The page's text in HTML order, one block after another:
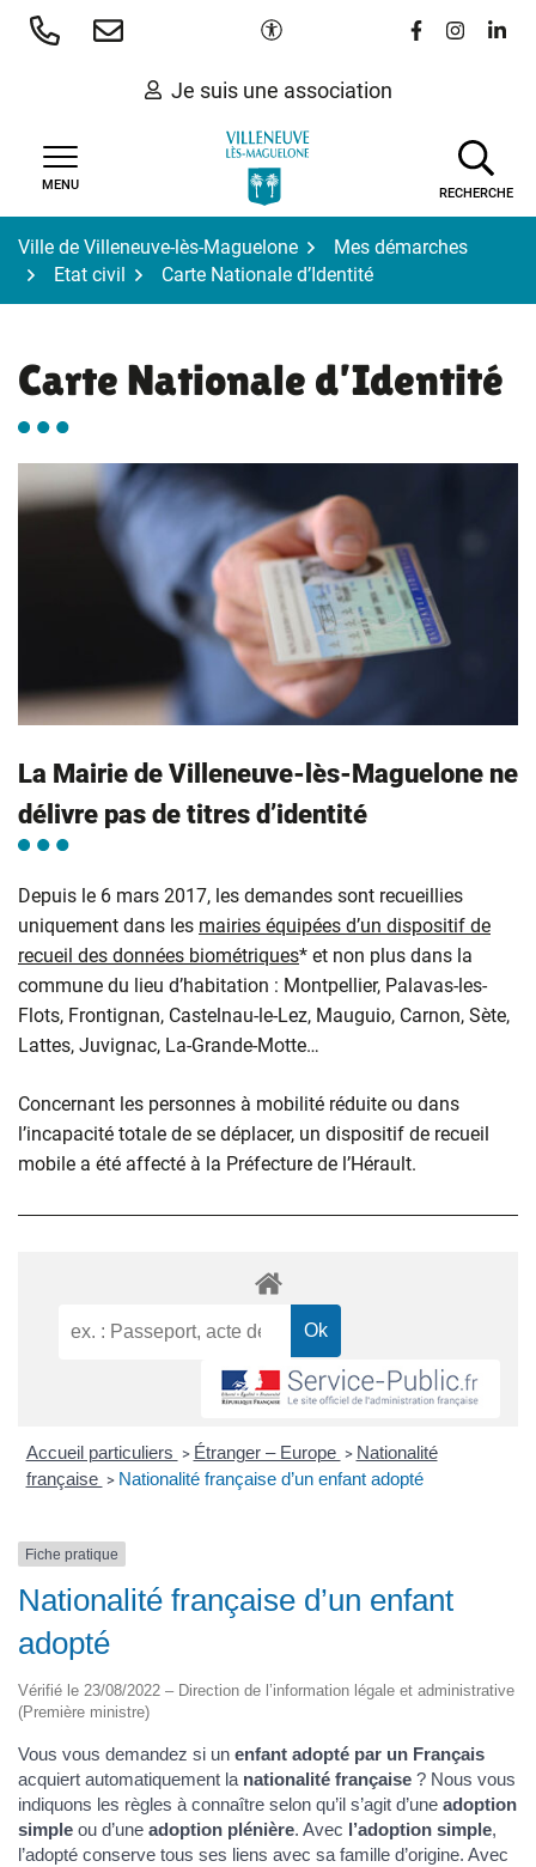
Aller
Paramètres d'accessibilité
Lien vers le
Lien vers
Lien
Je suis une association
MENU
RECHERCHE
Ville de Villeneuve-lès-Maguelone
Mes démarches
Etat civil
Carte Nationale d’Identité
Carte Nationale d’Identité
La Mairie de Villeneuve-lès-Maguelone ne
délivre pas de titres d’identité
Depuis le 6 mars 2017, les demandes sont recueillies
uniquement dans les mairies équipées d’un dispositif de
recueil des données biométriques* et non plus dans la
commune du lieu d’habitation : Montpellier, Palavas-les-
Flots, Frontignan, Castelnau-le-Lez, Mauguio, Carnon, Sète,
Lattes, Juvignac, La-Grande-Motte…
Concernant les personnes à mobilité réduite ou dans
l’incapacité totale de se déplacer, un dispositif de recueil
mobile a été affecté à la Préfecture de l’Hérault.
Accueil particuliers > Étranger – Europe > Nationalité
française > Nationalité française d’un enfant adopté
Fiche pratique
Nationalité française d’un enfant
adopté
Vérifié le 23/08/2022 – Direction de l’information légale et administrative
(Première ministre)
Vous vous demandez si un enfant adopté par un Français
acquiert automatiquement la nationalité française ? Nous vous
indiquons les règles à connaître selon qu’il s’agit d’une adoption
simple ou d’une adoption plénière. Avec l’adoption simple,
l’adopté conserve tous ses liens avec sa famille d’origine. Avec